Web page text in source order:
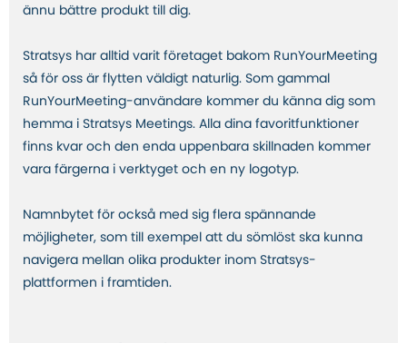
ännu bättre produkt till dig.
Stratsys har alltid varit företaget bakom RunYourMeeting
så för oss är flytten väldigt naturlig. Som gammal
RunYourMeeting-användare kommer du känna dig som
hemma i Stratsys Meetings. Alla dina favoritfunktioner
finns kvar och den enda uppenbara skillnaden kommer
vara färgerna i verktyget och en ny logotyp.
Namnbytet för också med sig flera spännande
möjligheter, som till exempel att du sömlöst ska kunna
navigera mellan olika produkter inom Stratsys-
plattformen i framtiden.